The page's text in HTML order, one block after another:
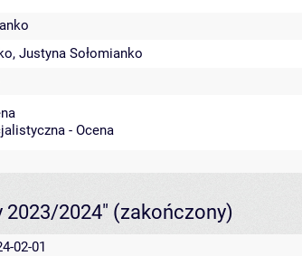
, Justyna Sołomianko
- Ocena
2023/2024" (zakończony)
02-01